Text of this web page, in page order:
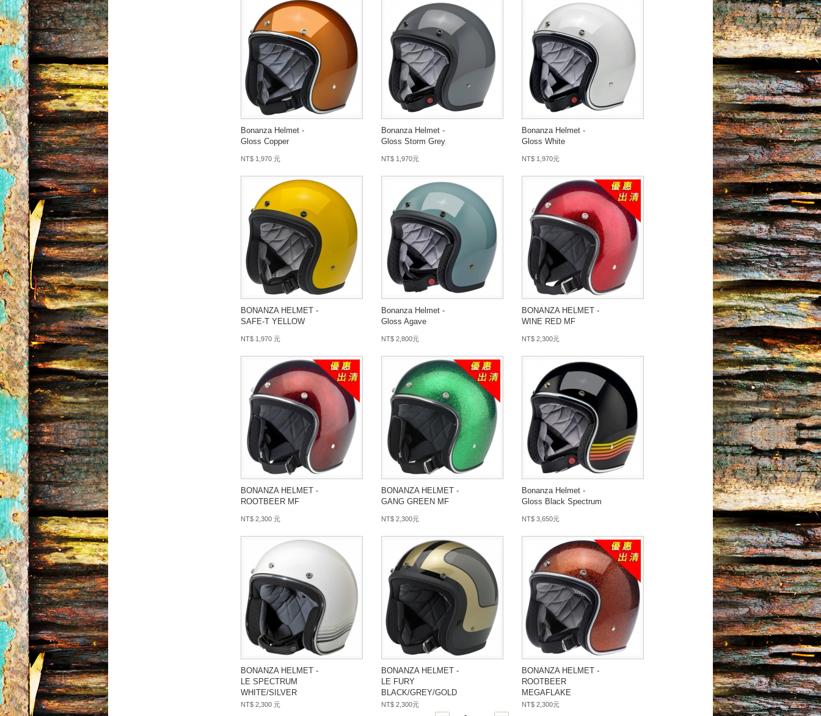
Bonanza Helmet -
Gloss Copper
NT$ 1,970 元
Bonanza Helmet -
Gloss Storm Grey
NT$ 1,970元
Bonanza Helmet -
Gloss White
NT$ 1,970元
BONANZA HELMET -
SAFE-T YELLOW
NT$ 1,970 元
Bonanza Helmet -
Gloss Agave
NT$ 2,800元
BONANZA HELMET -
WINE RED MF
NT$ 2,300元
BONANZA HELMET -
ROOTBEER MF
NT$ 2,300 元
BONANZA HELMET -
GANG GREEN MF
NT$ 2,300元
Bonanza Helmet -
Gloss Black Spectrum
NT$ 3,650元
BONANZA HELMET -
LE SPECTRUM
WHITE/SILVER
NT$ 2,300 元
BONANZA HELMET -
LE FURY
BLACK/GREY/GOLD
NT$ 2,300元
BONANZA HELMET -
ROOTBEER
MEGAFLAKE
NT$ 2,300元